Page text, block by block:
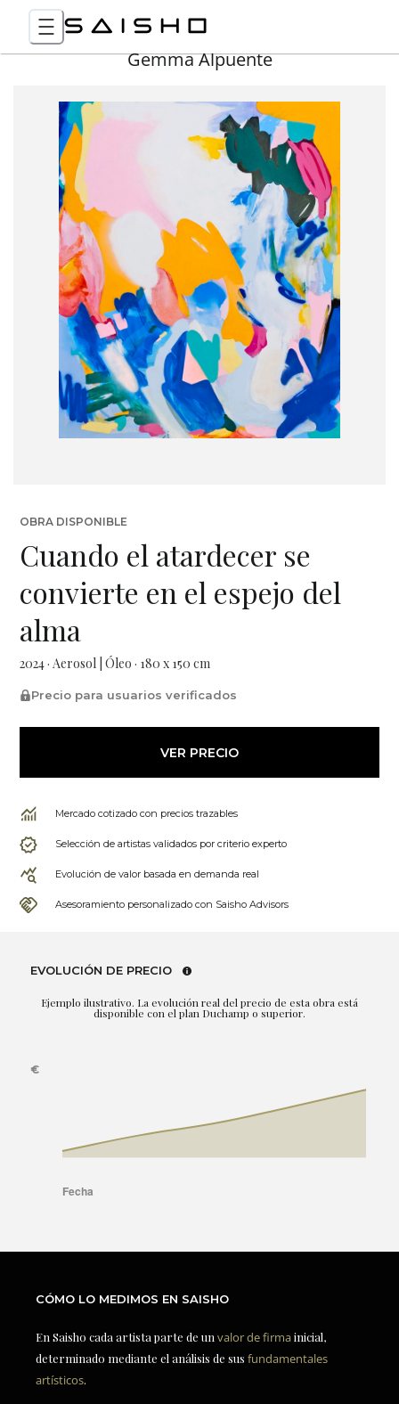
Gemma Alpuente
OBRA DISPONIBLE
Cuando el atardecer se
convierte en el espejo del
alma
2024 · Aerosol | Óleo · 180 x 150 cm
Precio para usuarios verificados
VER PRECIO
Mercado cotizado con precios trazables
Selección de artistas validados por criterio experto
Evolución de valor basada en demanda real
Asesoramiento personalizado con Saisho Advisors
EVOLUCIÓN DE PRECIO
Ejemplo ilustrativo. La evolución real del precio de esta obra está
disponible con el plan Duchamp o superior.
CÓMO LO MEDIMOS EN SAISHO
En Saisho cada artista parte de un valor de firmainicial,
determinado mediante el análisis de sus fundamentales
artísticos.